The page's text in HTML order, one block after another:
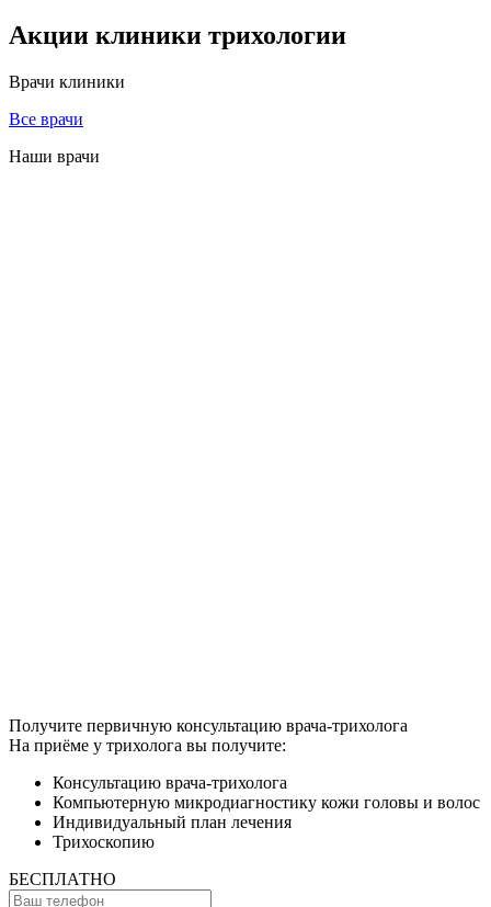
Акции клиники трихологии
Врачи клиники
Все врачи
Наши врачи
Получите первичную консультацию врача-трихолога
На приёме у трихолога вы получите:
Консультацию врача-трихолога
Компьютерную микродиагностику кожи головы и волос
Индивидуальный план лечения
Трихоскопию
БЕСПЛАТНО